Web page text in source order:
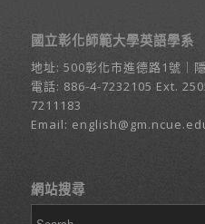
國立彰化師範大學英語學系
地址: 500彰化市進德路1號
電話: 886-4-7232105 Ext.
7211183
Email:
網站搜尋